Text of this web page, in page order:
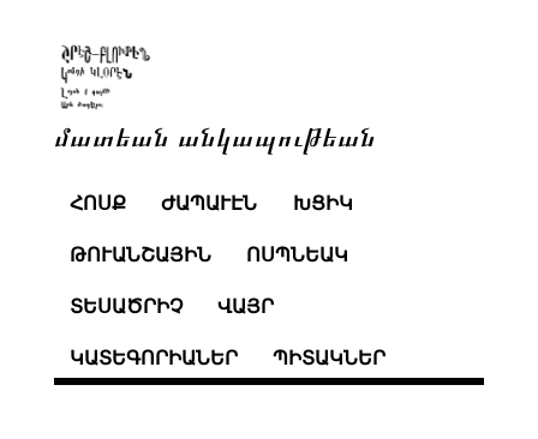
մատեան անկապութեան
ՀՈՍՔ ԺԱՊԱՒԷՆ ԽՑԻԿ
ԹՈՒԱՆՇԱՅԻՆ ՈՍՊՆԵԱԿ
ՏԵՍԱԾՐԻՉ ՎԱՅՐ
ԿԱՏԵԳՈՐԻԱՆԵՐ ՊԻՏԱԿՆԵՐ